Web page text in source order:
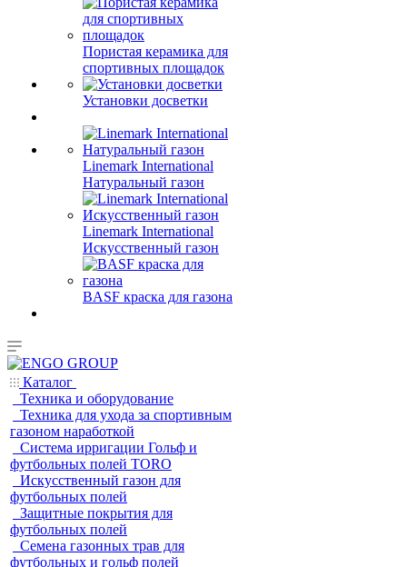
Пористая керамика для
спортивных площадок
Установки досветки
Linemark International
Натуральный газон
Linemark International
Искусственный газон
BASF краска для газона
Каталог
Техника и оборудование
Техника для ухода за спортивным
газоном наработкой
Система ирригации Гольф и
футбольных полей TORO
Искусственный газон для
футбольных полей
Защитные покрытия для
футбольных полей
Семена газонных трав для
футбольных и гольф полей